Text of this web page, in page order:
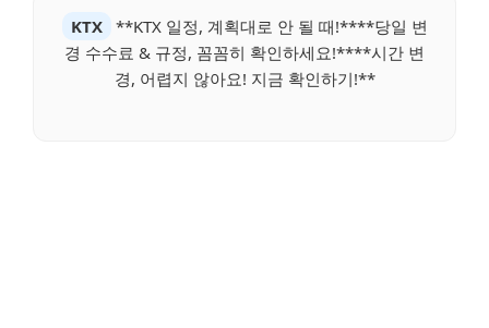
KTX
**KTX 일정, 계획대로 안 될 때!****당일 변
경 수수료 & 규정, 꼼꼼히 확인하세요!****시간 변
경, 어렵지 않아요! 지금 확인하기!**